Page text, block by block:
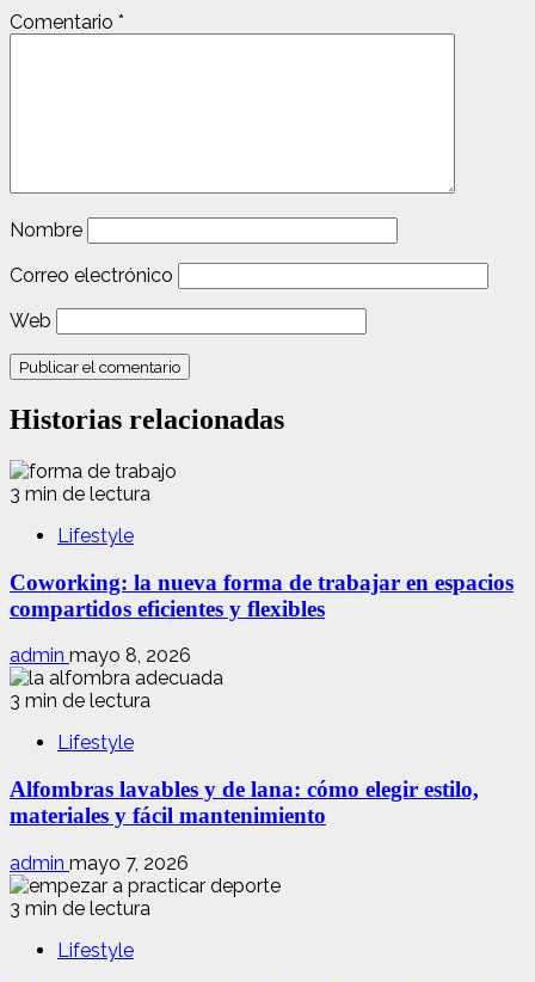
Comentario *
Nombre
Correo electrónico
Web
Historias relacionadas
3 min de lectura
Lifestyle
Coworking: la nueva forma de trabajar en espacios
compartidos eficientes y flexibles
admin mayo 8, 2026
3 min de lectura
Lifestyle
Alfombras lavables y de lana: cómo elegir estilo,
materiales y fácil mantenimiento
admin mayo 7, 2026
3 min de lectura
Lifestyle